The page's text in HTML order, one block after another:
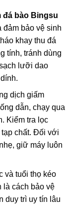
đá bào Bingsu
đảm bảo vệ sinh
khay thu đá
tính, tránh dùng
lưỡi dao
dịch giấm
dẫn, chạy qua
Kiểm tra lọc
chất. Đối với
giữ máy luôn
và tuổi thọ kéo
là cách bảo vệ
duy trì uy tín lâu